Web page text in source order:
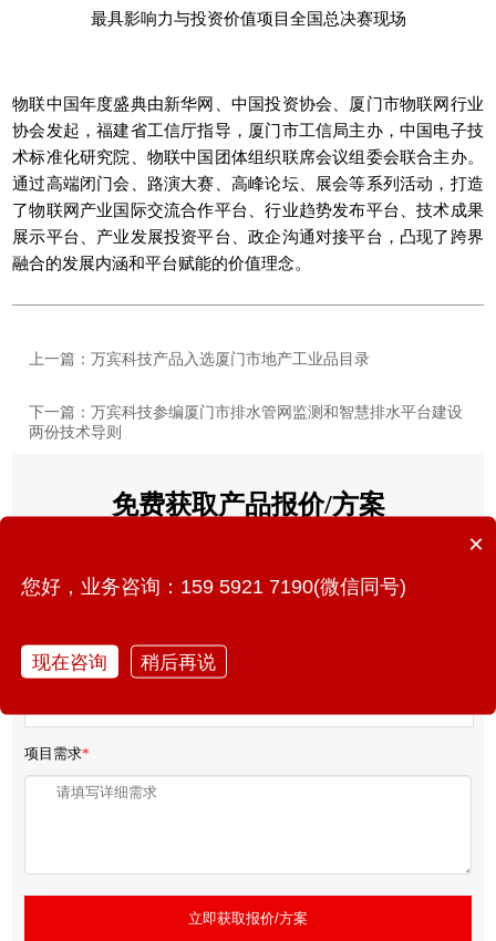
最具影响力与投资价值项目全国总决赛现场
物联中国年度盛典由新华网、中国投资协会、厦门市物联网行业
协会发起，福建省工信厅指导，厦门市工信局主办，中国电子技
术标准化研究院、物联中国团体组织联席会议组委会联合主办。
通过高端闭门会、路演大赛、高峰论坛、展会等系列活动，打造
了物联网产业国际交流合作平台、行业趋势发布平台、技术成果
展示平台、产业发展投资平台、政企沟通对接平台，凸现了跨界
融合的发展内涵和平台赋能的价值理念。
上一篇：万宾科技产品入选厦门市地产工业品目录
下一篇：万宾科技参编厦门市排水管网监测和智慧排水平台建设
两份技术导则
免费获取产品报价/方案
联系方式*
项目需求*
立即获取报价/方案
×
您好，业务咨询：159 5921 7190(微信同号)
现在咨询 稍后再说